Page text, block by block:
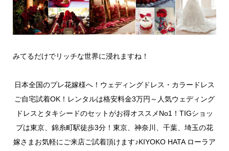
みてるだけでリッチな世界に浸れますね！
日本全国のプレ花嫁様へ！ウェディングドレス・カラードレス
ご自宅試着OK！レンタルは格安料金3万円～人気ウェディング
ドレスとタキシードのセットがお得オススメNo1！TIGショッ
プは東京、錦糸町駅徒歩3分！東京、神奈川、千葉、埼玉の花
嫁さまお気軽にご来店ご試着頂けます♪KIYOKO HATA ローラア